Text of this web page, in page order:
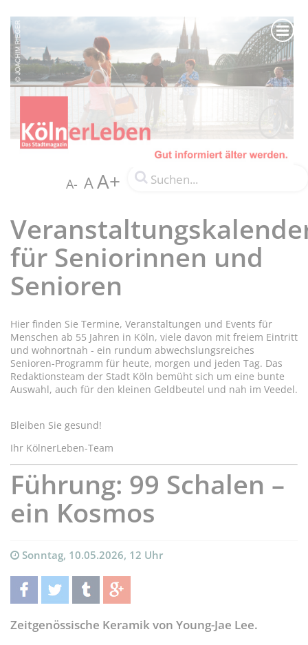
A- AA+
für Seniorinnen und
Senioren
Hier finden Sie Termine, Veranstaltungen und Events für
Menschen ab 55 Jahren in Köln, viele davon mit freiem Eintritt
und wohnortnah - ein rundum abwechslungsreiches
Senioren-Programm für heute, morgen und jeden Tag. Das
Redaktionsteam der Stadt Köln bemüht sich um eine bunte
Auswahl, auch für den kleinen Geldbeutel und nah im Veedel.
Bleiben Sie gesund!
Ihr KölnerLeben-Team
Führung: 99 Schalen –
ein Kosmos
Sonntag, 10.05.2026, 12 Uhr
teilentwittern teilen teilen
Zeitgenössische Keramik von Young-Jae Lee.